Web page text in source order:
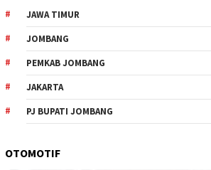
JAWA TIMUR
JOMBANG
PEMKAB JOMBANG
JAKARTA
PJ BUPATI JOMBANG
OTOMOTIF